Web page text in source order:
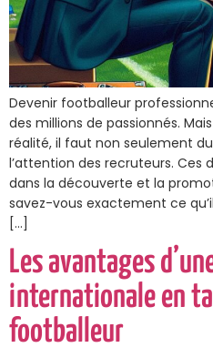
Devenir footballeur
des millions de passionnés.
réalité, il faut non seulement
l’attention des recruteurs. Ces
dans la découverte et la
savez-vous exactement ce
[…]
Les avantages
internationale en
footballeur